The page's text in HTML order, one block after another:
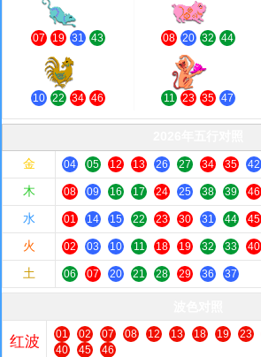
07 19 31 43
[冲蛇]
08 20 32 44
10 22 34 46
[冲虎]
11 23 35 47
金
04 05 12 13 26 27 34 35 42
木 08 09 16 17 24 25 38 39 46
水 01 14 15 22 23 30 31 44 45
火 02 03 10 11 18 19 32 33 40
土 06 07 20 21 28 29 36 37
红波 01 02 07 08 12 13 18 19 23
40
45 46